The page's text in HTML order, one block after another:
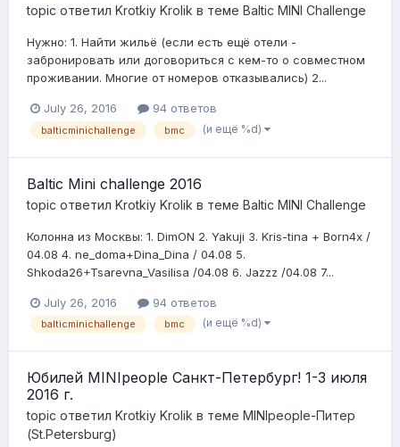
topic ответил Krotkiy Krolik в теме Baltic MINI Challenge
Нужно: 1. Найти жильё (если есть ещё отели -
забронировать или договориться с кем-то о совместном
проживании. Многие от номеров отказывались) 2...
July 26, 2016 94 ответов
balticminichallenge bmc (и ещё %d)
Baltic Mini challenge 2016
topic ответил Krotkiy Krolik в теме Baltic MINI Challenge
Колонна из Москвы: 1. DimON 2. Yakuji 3. Kris-tina + Born4x /
04.08 4. ne_doma+Dina_Dina / 04.08 5.
Shkoda26+Tsarevna_Vasilisa /04.08 6. Jazzz /04.08 7...
July 26, 2016 94 ответов
balticminichallenge bmc (и ещё %d)
Юбилей MINIpeople Санкт-Петербург! 1-3 июля
2016 г.
topic ответил Krotkiy Krolik в теме MINIpeople-Питер
(St.Petersburg)